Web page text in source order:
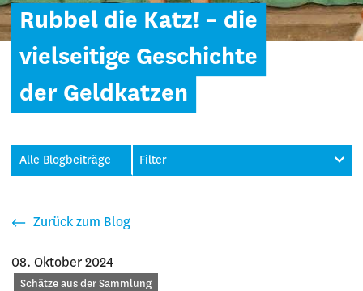
Rubbel die Katz! – die
vielseitige Geschichte
der Geldkatzen
Alle Blogbeiträge Filter
Zurück zum Blog
08. Oktober 2024
Kategorie
Schätze aus der Sammlung